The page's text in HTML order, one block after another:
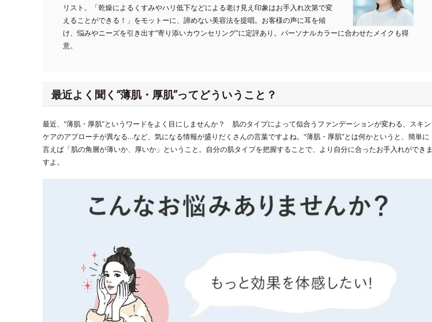
リスト。「乾燥によるくすみやハリ低下などによる老け見え印象はお手入れ次第で変
えることができる！」をモットーに、諦めない美容法を提唱。お客様の声に耳を傾
け、悩みやニーズを引き出す“寄り添いカウンセリング”に定評あり。パーソナルカラーに合わせたメイクも得
意。
最近よく聞く“薄肌・厚肌”ってどういうこと？
最近、“薄肌・厚肌”というワードをよく目にしませんか？ 肌のタイプによって似合うファンデーションが変わる、スキン
ケアのアプローチが異なる…など、気になる情報が盛りだくさんの言葉ですよね。“薄肌・厚肌”とは何かというと、簡単に
言えば「肌の角層が薄いか、厚いか」ということ。自分の肌タイプを把握することで、より自分に合ったお手入れができま
すよ。